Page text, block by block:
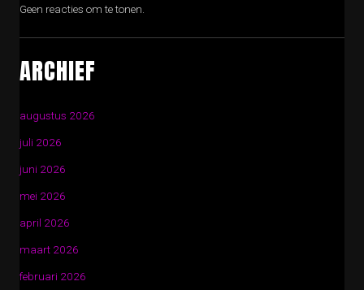
Geen reacties om te tonen.
ARCHIEF
augustus 2026
juli 2026
juni 2026
mei 2026
april 2026
maart 2026
februari 2026